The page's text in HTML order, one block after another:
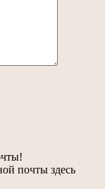
почты здесь